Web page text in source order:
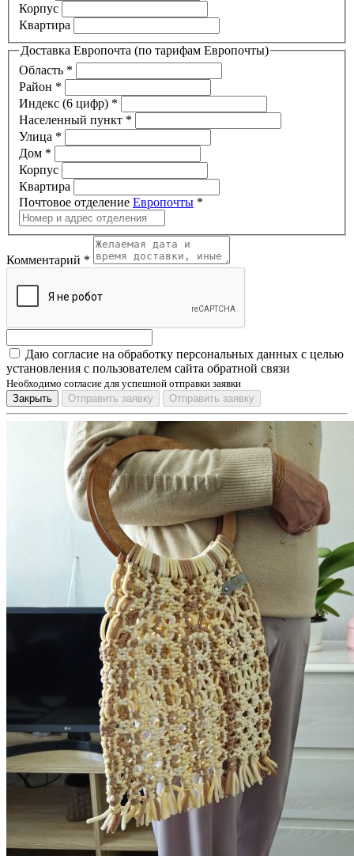
Корпус
Квартира
Доставка Европочта (по тарифам Европочты)
Область *
Район *
Индекс (6 цифр) *
Населенный пункт *
Улица *
Дом *
Корпус
Квартира
Почтовое отделение Европочты *
Комментарий *
Даю согласие на обработку персональных данных с целью
установления с пользователем сайта обратной связи
Необходимо согласие для успешной отправки заявки
Закрыть
Отправить заявку